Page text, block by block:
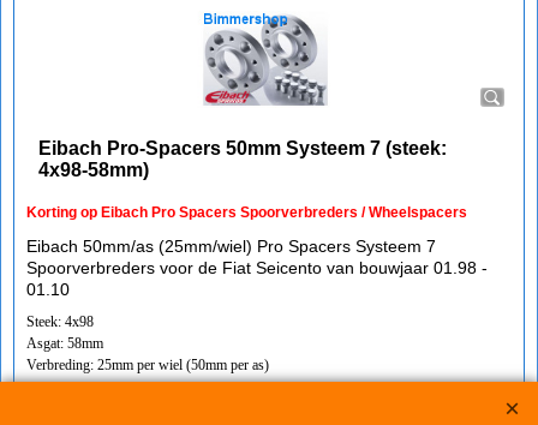
Eibach Pro-Spacers 50mm Systeem 7 (steek:
4x98-58mm)
Korting op Eibach Pro Spacers Spoorverbreders / Wheelspacers
Eibach 50mm/as (25mm/wiel) Pro Spacers Systeem 7
Spoorverbreders voor de Fiat Seicento van bouwjaar 01.98 -
01.10
Steek: 4x98
Asgat: 58mm
Verbreding: 25mm per wiel (50mm per as)